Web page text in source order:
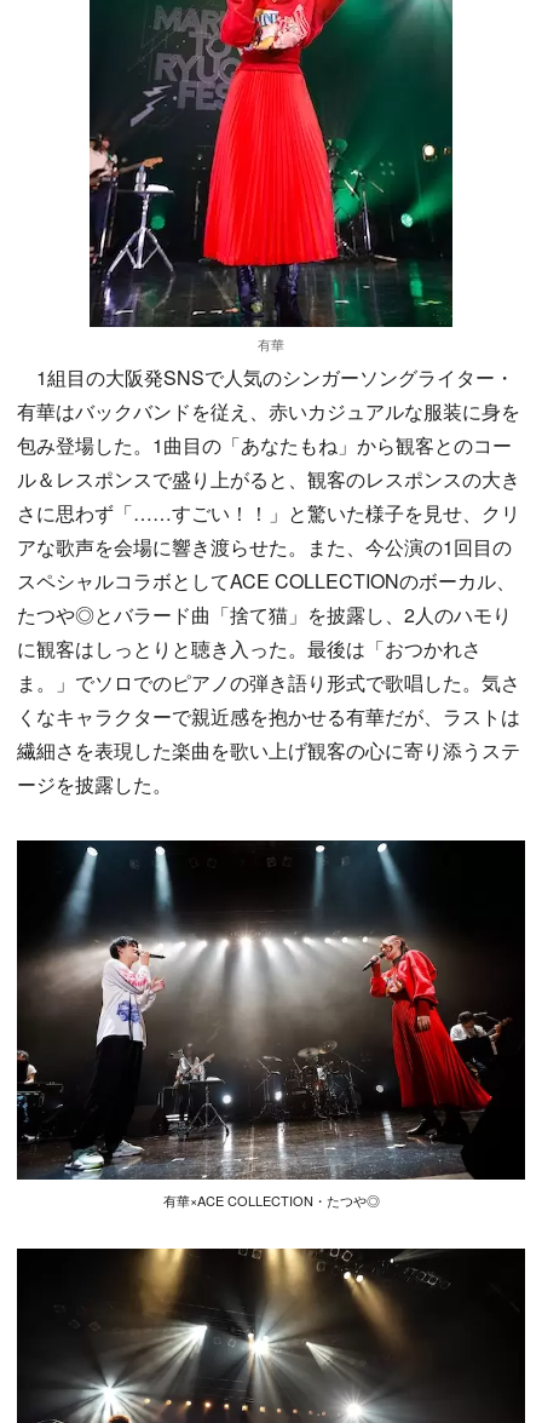
有華
1組目の大阪発SNSで人気のシンガーソングライター・
有華はバックバンドを従え、赤いカジュアルな服装に身を
包み登場した。1曲目の「あなたもね」から観客とのコー
ル＆レスポンスで盛り上がると、観客のレスポンスの大き
さに思わず「……すごい！！」と驚いた様子を見せ、クリ
アな歌声を会場に響き渡らせた。また、今公演の1回目の
スペシャルコラボとしてACE COLLECTIONのボーカル、
たつや◎とバラード曲「捨て猫」を披露し、2人のハモり
に観客はしっとりと聴き入った。最後は「おつかれさ
ま。」でソロでのピアノの弾き語り形式で歌唱した。気さ
くなキャラクターで親近感を抱かせる有華だが、ラストは
繊細さを表現した楽曲を歌い上げ観客の心に寄り添うステ
ージを披露した。
有華×ACE COLLECTION・たつや◎